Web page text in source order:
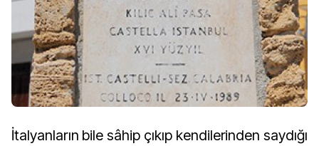
İtalyanların bile sâhip çıkıp kendilerinden saydığı